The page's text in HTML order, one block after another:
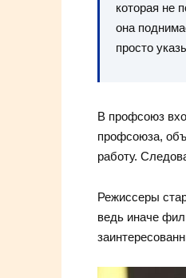
которая не
она
просто
В профсоюз
профсоюза,
работу.
Режиссеры
ведь иначе